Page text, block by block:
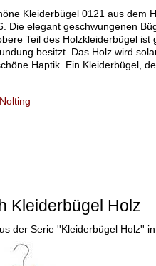
Kleiderbügel 0121 aus dem
Die elegant geschwungenen
Teil des Holzkleiderbügel
besitzt. Das Holz wird
Haptik. Ein Kleiderbügel,
Kleiderbügel Holz
der Serie ''Kleiderbügel Holz''